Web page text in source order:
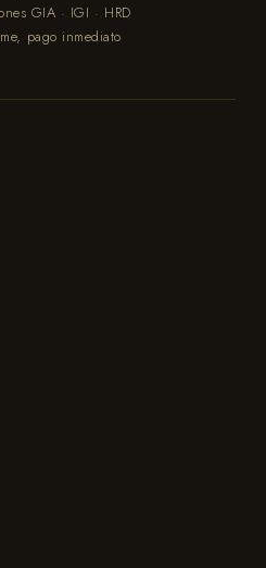
GIA · IGI · HRD
pago inmediato